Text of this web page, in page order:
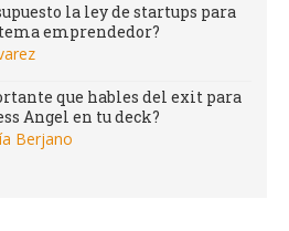
la ley de startups para
emprendedor?
que hables del exit para
Angel en tu deck?
Berjano